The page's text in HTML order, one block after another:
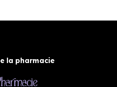
la pharmacie